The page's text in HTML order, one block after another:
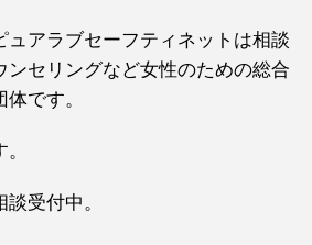
ュアラブセーフティネットは相談
ンセリングなど女性のための総合
です。
受付中。